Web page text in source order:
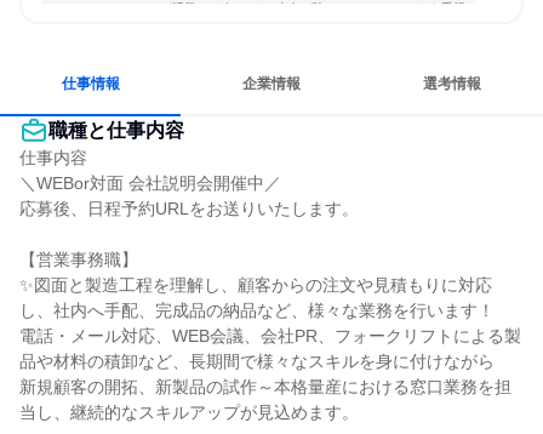
コミュニケーションが活発 グローバル志向が強い チームワークを重視
仕事情報 企業情報 選考情報
職種と仕事内容
仕事内容
＼WEBor対面 会社説明会開催中／
応募後、日程予約URLをお送りいたします。
【営業事務職】
✨図面と製造工程を理解し、顧客からの注文や見積もりに対応
し、社内へ手配、完成品の納品など、様々な業務を行います！
電話・メール対応、WEB会議、会社PR、フォークリフトによる製
品や材料の積卸など、長期間で様々なスキルを身に付けながら
新規顧客の開拓、新製品の試作～本格量産における窓口業務を担
当し、継続的なスキルアップが見込めます。